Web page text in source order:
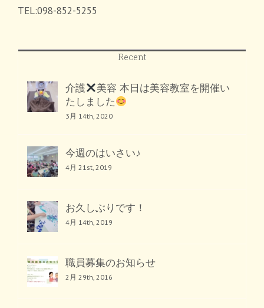
TEL:098-852-5255
Recent
介護
美容 本日は美容教室を開催い
たしました
3月 14th, 2020
今週のはいさい♪
4月 21st, 2019
お久しぶりです！
4月 14th, 2019
職員募集のお知らせ
2月 29th, 2016